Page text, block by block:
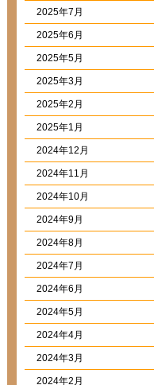
2025年7月
2025年6月
2025年5月
2025年3月
2025年2月
2025年1月
2024年12月
2024年11月
2024年10月
2024年9月
2024年8月
2024年7月
2024年6月
2024年5月
2024年4月
2024年3月
2024年2月